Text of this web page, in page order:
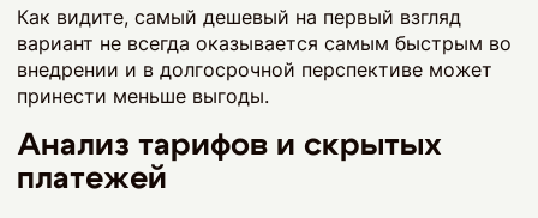
Как видите, самый дешевый на первый взгляд
вариант не всегда оказывается самым быстрым во
внедрении и в долгосрочной перспективе может
принести меньше выгоды.
Анализ тарифов и скрытых
платежей